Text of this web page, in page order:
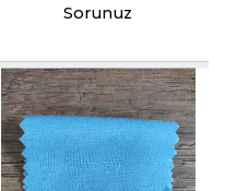
Sorunuz